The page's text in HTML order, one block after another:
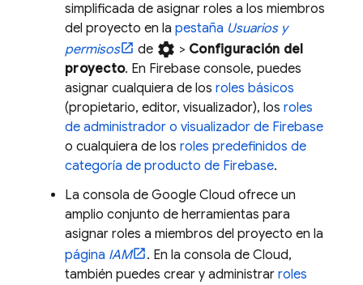
simplificada de asignar roles a los miembros
del proyecto en la pestaña Usuarios y
permisos
de settings > Configuración del
proyecto. En Firebase console, puedes
asignar cualquiera de los roles básicos
(propietario, editor, visualizador), los roles
de administrador o visualizador de Firebase
o cualquiera de los roles predefinidos de
categoría de producto de Firebase.
La consola de Google Cloud ofrece un
amplio conjunto de herramientas para
asignar roles a miembros del proyecto en la
página IAM . En la consola de Cloud,
también puedes crear y administrar roles